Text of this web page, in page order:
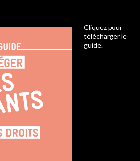
Cliquez pour
télécharger le
guide.